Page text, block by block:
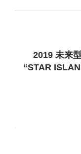
2019 未来
“STAR